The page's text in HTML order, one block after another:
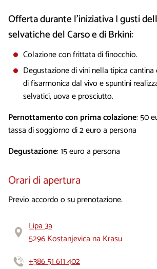
Offerta durante l’iniziativa I gusti
selvatiche del Carso e di Brkini:
Colazione con frittata di finocchio.
Degustazione di vini nella tipica
di fisarmonica dal vivo e spuntini
selvatici, uova e prosciutto.
Pernottamento con prima colazione: 50
tassa di soggiorno di 2 euro a persona
Degustazione: 15 euro a persona
Orari di apertura
Previo accordo o su prenotazione.
Lipa 3a
5296 Kostanjevica na Krasu
+386 51 611 402